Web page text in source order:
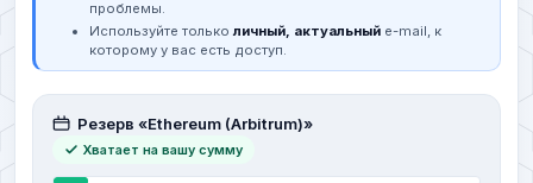
проблемы.
Используйте тольколичный, актуальный e-mail, к
которому у вас есть доступ.
Резерв «Ethereum (Arbitrum)»
Хватает на вашу сумму